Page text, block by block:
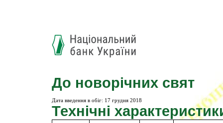
До новорічних свят
Дата введення в обіг: 17 грудня 2018
Технічні